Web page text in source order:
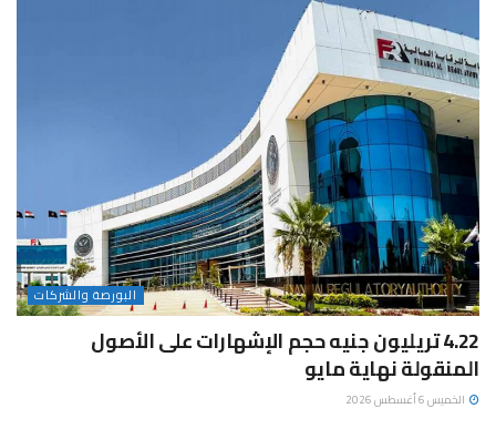
البورصة والشركات
4.22 تريليون جنيه حجم الإشهارات على الأصول
المنقولة نهاية مايو
الخميس 6 أغسطس 2026